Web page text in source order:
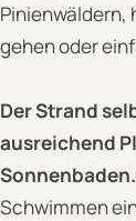
Pinienwäldern,
gehen oder
Der Strand
ausreichend
Sonnenbaden.
Schwimmen